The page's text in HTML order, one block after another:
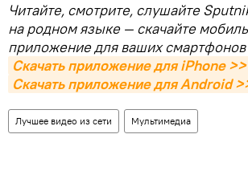
Читайте, смотрите, слушайте
на родном языке — скачайте
приложение для ваших
Скачать приложение для iPhone >>
Скачать приложение для Android
Лучшее видео из сети Мультимедиа